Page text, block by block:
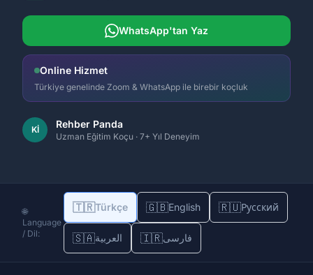
WhatsApp'tan Yaz
Online Hizmet
Türkiye genelinde Zoom & WhatsApp ile birebir koçluk
Kİ Rehber Panda
Uzman Eğitim Koçu · 7+ Yıl Deneyim
🌐
Language
/ Dil:
🇹🇷Türkçe 🇬🇧English 🇷🇺Русский
🇸🇦العربية 🇮🇷فارسی